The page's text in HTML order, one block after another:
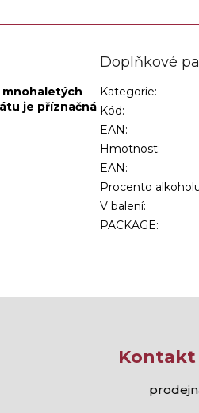
je příznačná
Doplňkové
Kategorie:
Kód:
EAN:
Hmotnost:
EAN :
Procento
V balení:
PACKAGE:
Kontakt